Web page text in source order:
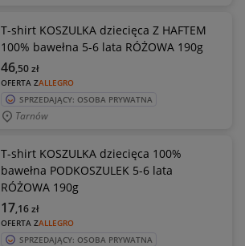
T-shirt KOSZULKA dziecięca Z HAFTEM
100% bawełna 5-6 lata RÓŻOWA 190g
OFERTA ZALLEGRO
46,50zł
SPRZEDAJĄCY: OSOBA PRYWATNA
Tarnów
T-shirt KOSZULKA dziecięca 100%
bawełna PODKOSZULEK 5-6 lata
RÓŻOWA 190g
OFERTA ZALLEGRO
17,16zł
SPRZEDAJĄCY: OSOBA PRYWATNA